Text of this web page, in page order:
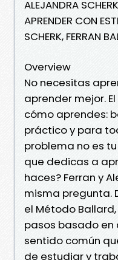
ALEJANDRA
APRENDER CON
SCHERK, FERRAN
Overview
No necesitas
aprender mejor.
cómo aprendes:
práctico y para
problema no es
que dedicas a
haces? Ferran y
misma pregunta.
el Método
pasos basado en
sentido común
de estudiar y